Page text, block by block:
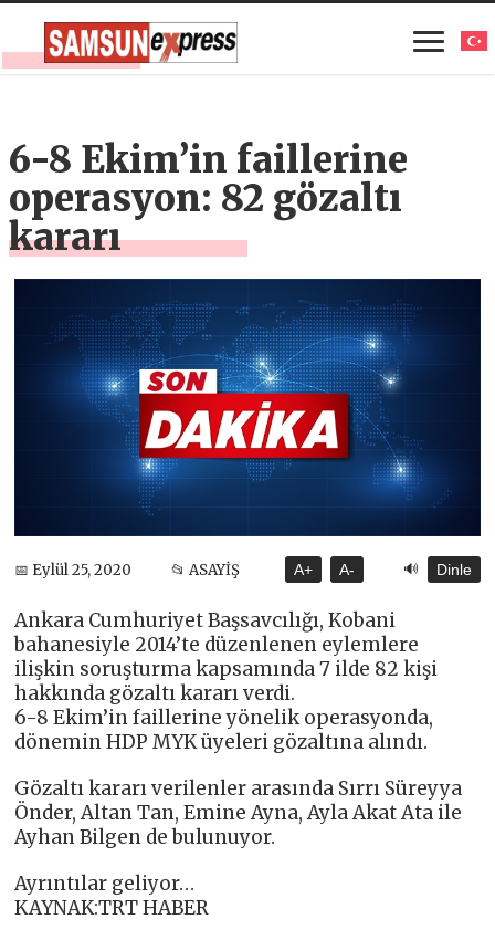
6-8 Ekim’in faillerine
operasyon: 82 gözaltı
kararı
📅 Eylül 25, 2020 📂 ASAYİŞ A+ A- 🔊 Dinle
Ankara Cumhuriyet Başsavcılığı, Kobani
bahanesiyle 2014’te düzenlenen eylemlere
ilişkin soruşturma kapsamında 7 ilde 82 kişi
hakkında gözaltı kararı verdi.
6-8 Ekim’in faillerine yönelik operasyonda,
dönemin HDP MYK üyeleri gözaltına alındı.
Gözaltı kararı verilenler arasında Sırrı Süreyya
Önder, Altan Tan, Emine Ayna, Ayla Akat Ata ile
Ayhan Bilgen de bulunuyor.
Ayrıntılar geliyor…
KAYNAK:TRT HABER